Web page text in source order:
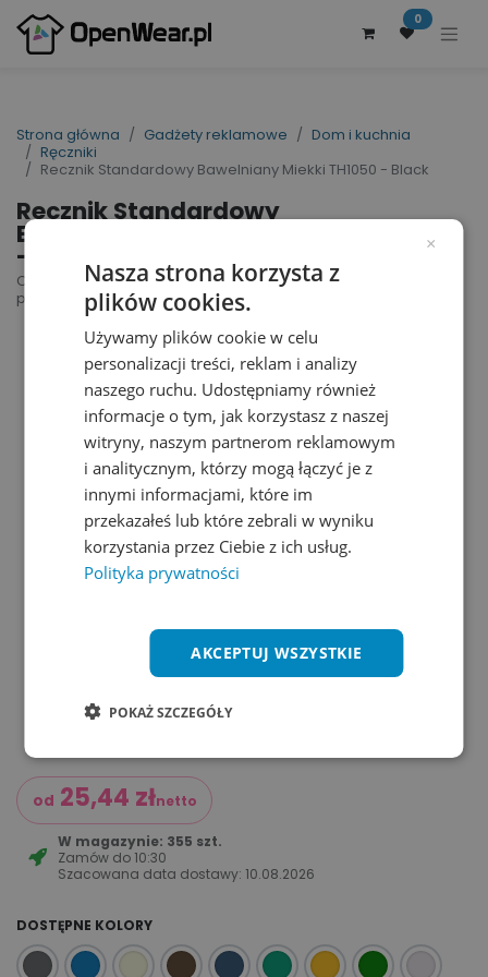
0
Strona główna Gadżety reklamowe
Dom i kuchnia
Ręczniki
Recznik Standardowy Bawelniany Miekki TH1050 - Black
Recznik Standardowy
Bawelniany Miekki TH1050
- Black
Classic Towel | nr art.: TH1050 | nr art.
producenta: T1-50
od 25,44 złnetto
W magazynie: 355 szt.
Zamów do10:30
Szacowana data dostawy:10.08.2026
DOSTĘPNE KOLORY
×
Nasza strona korzysta z
plików cookies.
Używamy plików cookie w celu
personalizacji treści, reklam i analizy
naszego ruchu. Udostępniamy również
informacje o tym, jak korzystasz z naszej
witryny, naszym partnerom reklamowym
i analitycznym, którzy mogą łączyć je z
innymi informacjami, które im
przekazałeś lub które zebrali w wyniku
korzystania przez Ciebie z ich usług.
Polityka prywatności
AKCEPTUJ WSZYSTKIE
POKAŻ SZCZEGÓŁY